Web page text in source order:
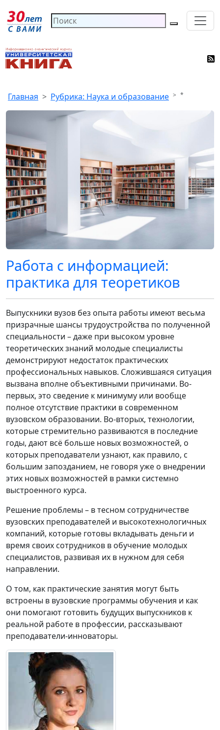
Главная Рубрика: Наука и образование *
Работа с информацией:
практика для теоретиков
Выпускники вузов без опыта работы имеют весьма
призрачные шансы трудоустройства по полученной
специальности – даже при высоком уровне
теоретических знаний молодые специалисты
демонстрируют недостаток практических
профессиональных навыков. Сложившаяся ситуация
вызвана вполне объективными причинами. Во-
первых, это сведение к минимуму или вообще
полное отсутствие практики в современном
вузовском образовании. Во-вторых, технологии,
которые стремительно развиваются в последние
годы, дают всё больше новых возможностей, о
которых преподаватели узнают, как правило, с
большим запозданием, не говоря уже о внедрении
этих новых возможностей в рамки системно
выстроенного курса.
Решение проблемы – в тесном сотрудничестве
вузовских преподавателей и высокотехнологичных
компаний, которые готовы вкладывать деньги и
время своих сотрудников в обучение молодых
специалистов, развивая их в нужном для себя
направлении.
О том, как практические занятия могут быть
встроены в вузовские программы обучения и как
они помогают готовить будущих выпускников к
реальной работе в профессии, рассказывают
преподаватели-инноваторы.